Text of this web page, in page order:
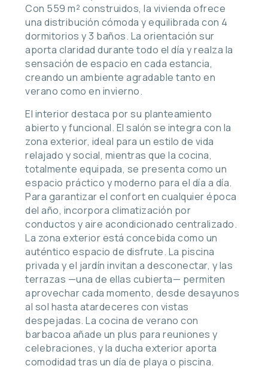
Con 559 m² construidos, la vivienda ofrece
una distribución cómoda y equilibrada con 4
dormitorios y 3 baños. La orientación sur
aporta claridad durante todo el día y realza la
sensación de espacio en cada estancia,
creando un ambiente agradable tanto en
verano como en invierno.
El interior destaca por su planteamiento
abierto y funcional. El salón se integra con la
zona exterior, ideal para un estilo de vida
relajado y social, mientras que la cocina,
totalmente equipada, se presenta como un
espacio práctico y moderno para el día a día.
Para garantizar el confort en cualquier época
del año, incorpora climatización por
conductos y aire acondicionado centralizado.
La zona exterior está concebida como un
auténtico espacio de disfrute. La piscina
privada y el jardín invitan a desconectar, y las
terrazas —una de ellas cubierta— permiten
aprovechar cada momento, desde desayunos
al sol hasta atardeceres con vistas
despejadas. La cocina de verano con
barbacoa añade un plus para reuniones y
celebraciones, y la ducha exterior aporta
comodidad tras un día de playa o piscina.